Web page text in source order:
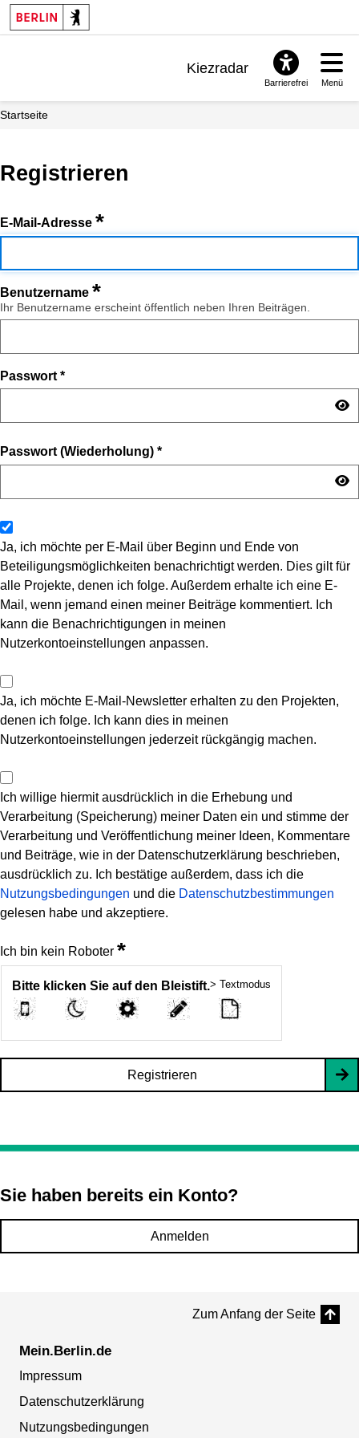
Kiezradar
Barrierefrei Menü
Startseite
Registrieren
E-Mail-Adresse *
Benutzername *
Ihr Benutzername erscheint öffentlich neben Ihren Beiträgen.
Passwort *
Passwort (Wiederholung) *
Ja, ich möchte per E-Mail über Beginn und Ende von
Beteiligungsmöglichkeiten benachrichtigt werden. Dies gilt für
alle Projekte, denen ich folge. Außerdem erhalte ich eine E-
Mail, wenn jemand einen meiner Beiträge kommentiert. Ich
kann die Benachrichtigungen in meinen
Nutzerkontoeinstellungen anpassen.
Ja, ich möchte E-Mail-Newsletter erhalten zu den Projekten,
denen ich folge. Ich kann dies in meinen
Nutzerkontoeinstellungen jederzeit rückgängig machen.
Ich willige hiermit ausdrücklich in die Erhebung und
Verarbeitung (Speicherung) meiner Daten ein und stimme der
Verarbeitung und Veröffentlichung meiner Ideen, Kommentare
und Beiträge, wie in der Datenschutzerklärung beschrieben,
ausdrücklich zu. Ich bestätige außerdem, dass ich die
Nutzungsbedingungen und die Datenschutzbestimmungen
gelesen habe und akzeptiere.
Ich bin kein Roboter *
Bitte klicken Sie auf den Bleistift.> Textmodus
Registrieren
Sie haben bereits ein Konto?
Anmelden
Zum Anfang der Seite
Mein.Berlin.de
Impressum
Datenschutzerklärung
Nutzungsbedingungen